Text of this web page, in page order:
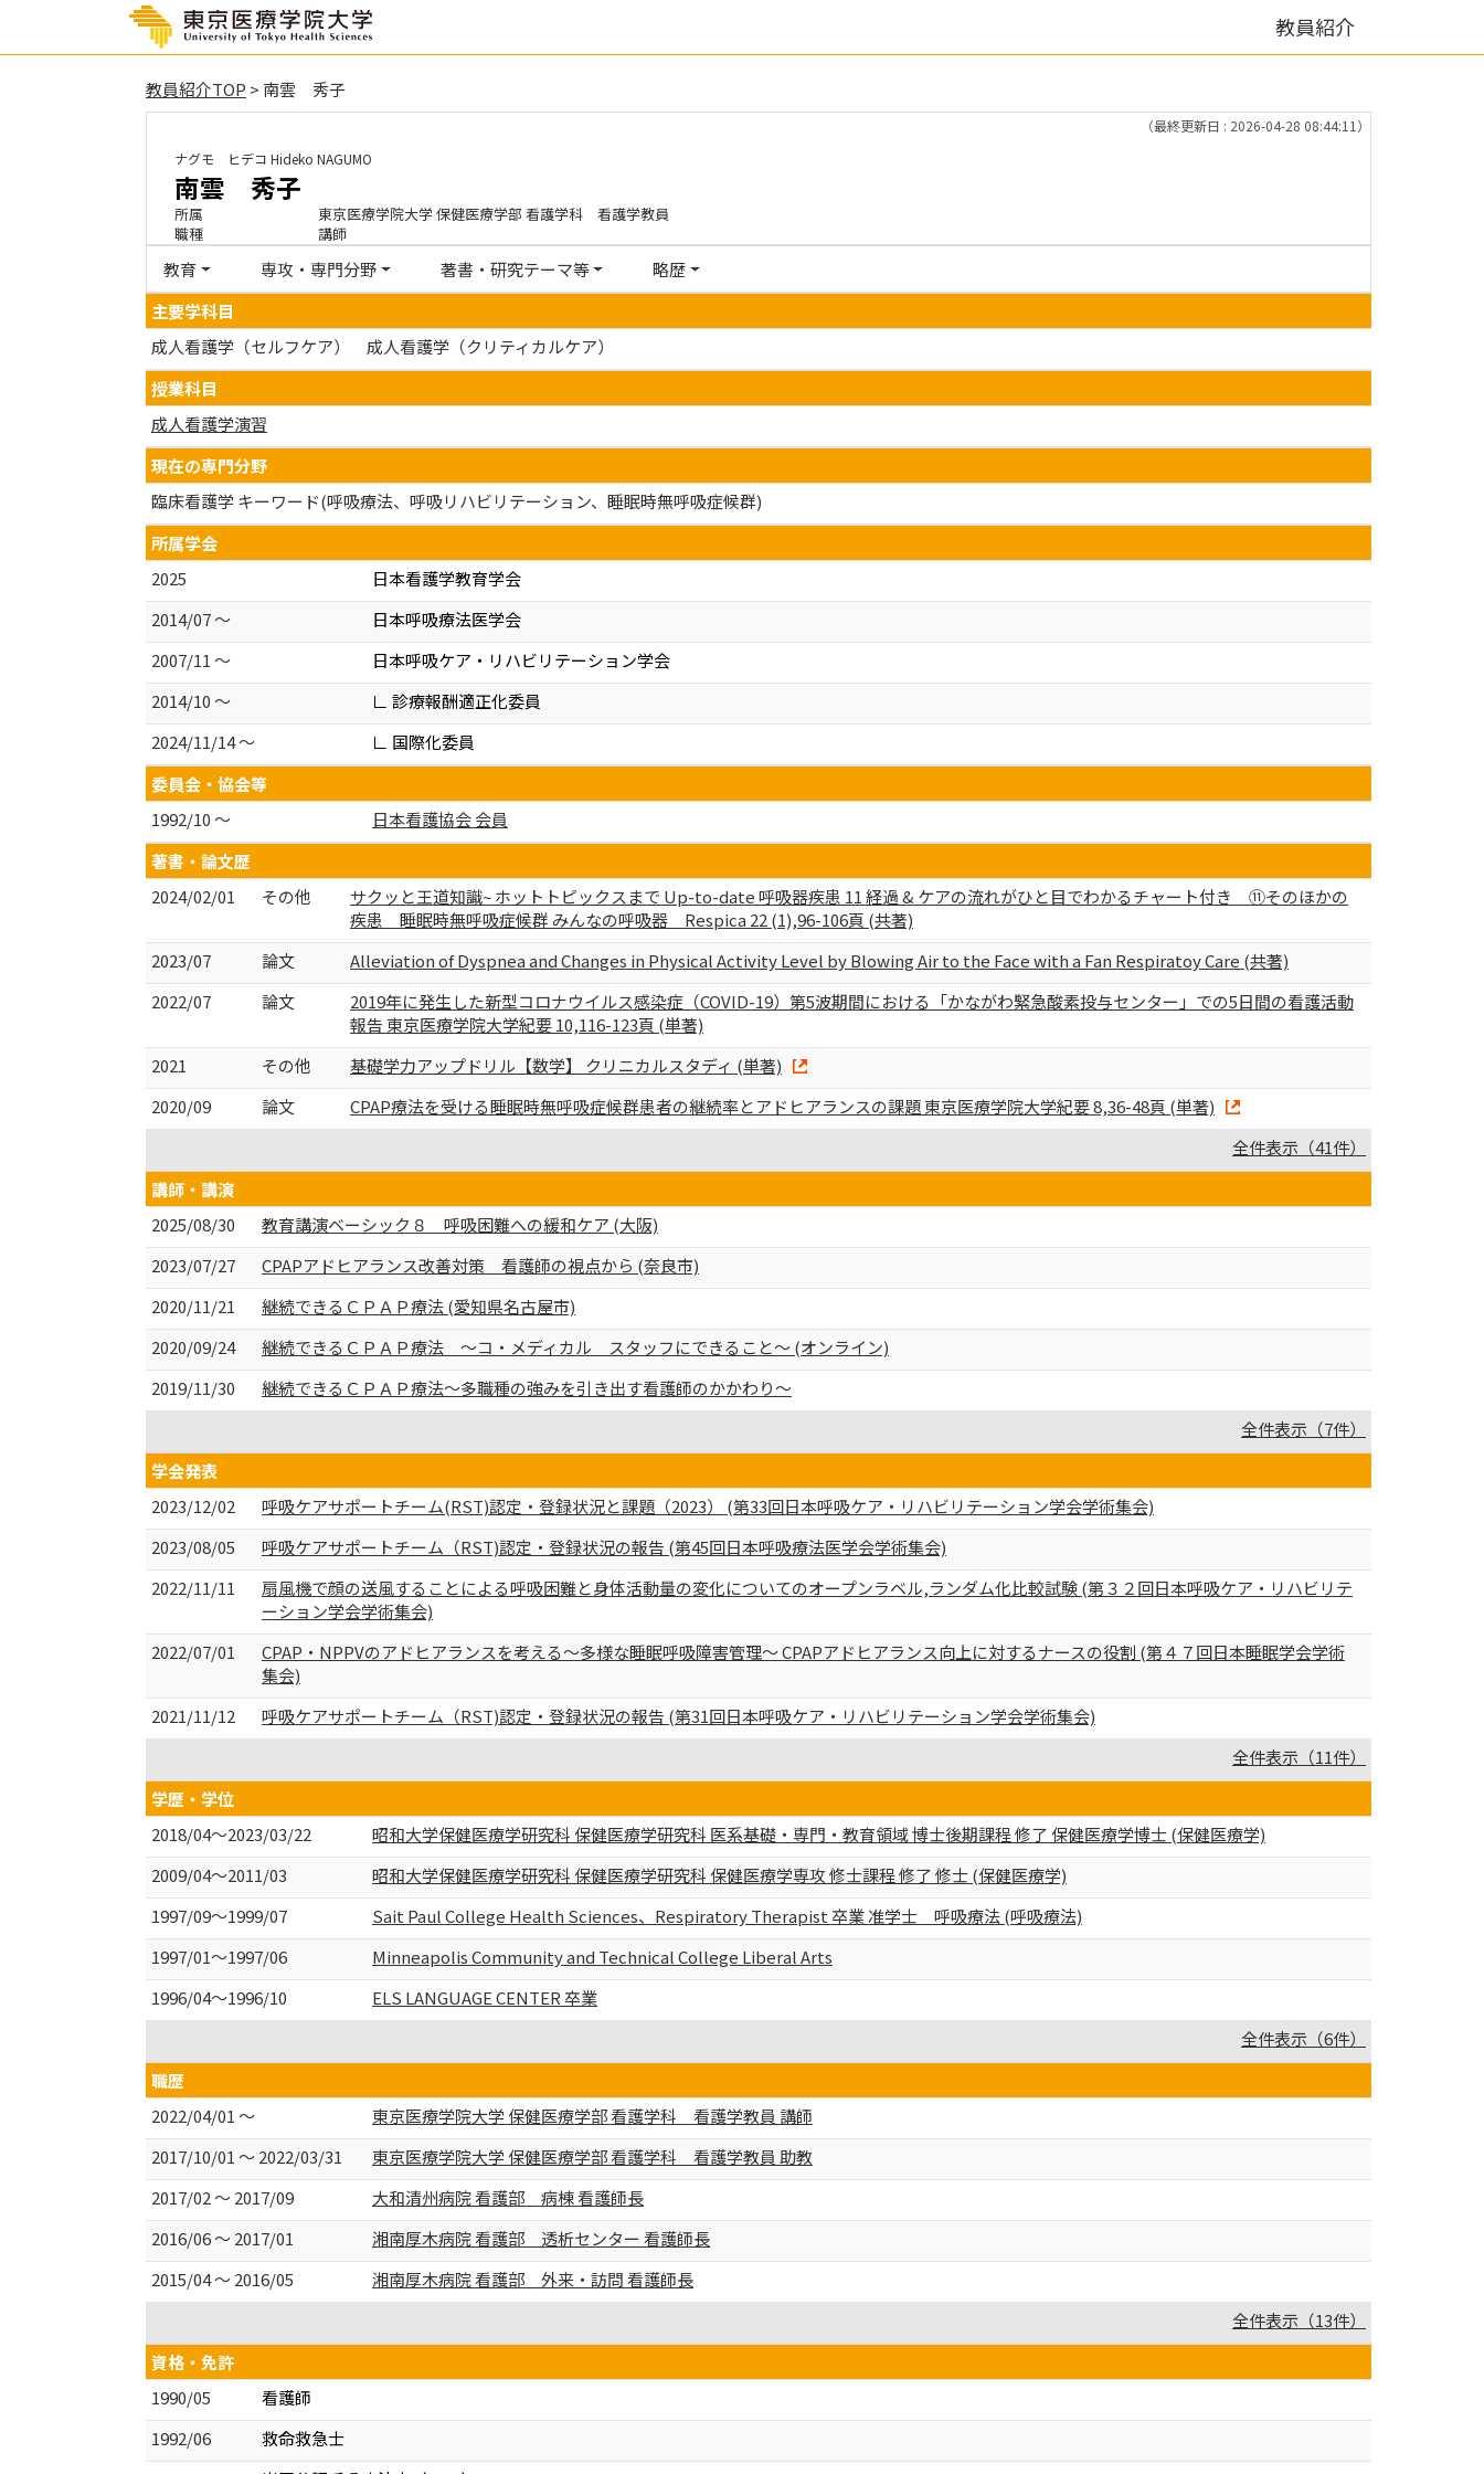
教員紹介
教員紹介TOP > 南雲 秀子
（最終更新日 : 2026-04-28 08:44:11）
ナグモ ヒデコ Hideko NAGUMO
南雲 秀子
所属
東京医療学院大学 保健医療学部 看護学科 看護学教員
職種
講師
教育 専攻・専門分野 著書・研究テーマ等
略歴
主要学科目
成人看護学（セルフケア） 成人看護学（クリティカルケア）
授業科目
成人看護学演習
現在の専門分野
臨床看護学 キーワード(呼吸療法、呼吸リハビリテーション、睡眠時無呼吸症候群)
所属学会
2025
日本看護学教育学会
2014/07 ～
日本呼吸療法医学会
2007/11 ～
日本呼吸ケア・リハビリテーション学会
2014/10 ～
∟ 診療報酬適正化委員
2024/11/14 ～
∟ 国際化委員
委員会・協会等
1992/10 ～
日本看護協会 会員
著書・論文歴
2024/02/01
その他
サクッと王道知識~ ホットトピックスまで Up-to-date 呼吸器疾患 11 経過 & ケアの流れがひと目でわかるチャート付き ⑪そのほかの
疾患 睡眠時無呼吸症候群 みんなの呼吸器 Respica 22 (1),96-106頁 (共著)
2023/07
論文
Alleviation of Dyspnea and Changes in Physical Activity Level by Blowing Air to the Face with a Fan Respiratoy Care (共著)
2022/07
論文
2019年に発生した新型コロナウイルス感染症（COVID-19）第5波期間における「かながわ緊急酸素投与センター」での5日間の看護活動
報告 東京医療学院大学紀要 10,116-123頁 (単著)
2021
その他
基礎学力アップドリル【数学】 クリニカルスタディ (単著)
2020/09
論文
CPAP療法を受ける睡眠時無呼吸症候群患者の継続率とアドヒアランスの課題 東京医療学院大学紀要 8,36-48頁 (単著)
全件表示（41件）
講師・講演
2025/08/30
教育講演ベーシック８ 呼吸困難への緩和ケア (大阪)
2023/07/27
CPAPアドヒアランス改善対策 看護師の視点から (奈良市)
2020/11/21
継続できるＣＰＡＰ療法 (愛知県名古屋市)
2020/09/24
継続できるＣＰＡＰ療法 ～コ・メディカル スタッフにできること～ (オンライン)
2019/11/30
継続できるＣＰＡＰ療法～多職種の強みを引き出す看護師のかかわり～
全件表示（7件）
学会発表
2023/12/02
呼吸ケアサポートチーム(RST)認定・登録状況と課題（2023） (第33回日本呼吸ケア・リハビリテーション学会学術集会)
2023/08/05
呼吸ケアサポートチーム（RST)認定・登録状況の報告 (第45回日本呼吸療法医学会学術集会)
2022/11/11
扇風機で顔の送風することによる呼吸困難と身体活動量の変化についてのオープンラベル,ランダム化比較試験 (第３２回日本呼吸ケア・リハビリテ
ーション学会学術集会)
2022/07/01
CPAP・NPPVのアドヒアランスを考える〜多様な睡眠呼吸障害管理〜 CPAPアドヒアランス向上に対するナースの役割 (第４７回日本睡眠学会学術
集会)
2021/11/12
呼吸ケアサポートチーム（RST)認定・登録状況の報告 (第31回日本呼吸ケア・リハビリテーション学会学術集会)
全件表示（11件）
学歴・学位
2018/04～2023/03/22
昭和大学保健医療学研究科 保健医療学研究科 医系基礎・専門・教育領域 博士後期課程 修了 保健医療学博士 (保健医療学)
2009/04～2011/03
昭和大学保健医療学研究科 保健医療学研究科 保健医療学専攻 修士課程 修了 修士 (保健医療学)
1997/09～1999/07
Sait Paul College Health Sciences、Respiratory Therapist 卒業 准学士 呼吸療法 (呼吸療法)
1997/01～1997/06
Minneapolis Community and Technical College Liberal Arts
1996/04～1996/10
ELS LANGUAGE CENTER 卒業
全件表示（6件）
職歴
2022/04/01 ～
東京医療学院大学 保健医療学部 看護学科 看護学教員 講師
2017/10/01 ～ 2022/03/31
東京医療学院大学 保健医療学部 看護学科 看護学教員 助教
2017/02 ～ 2017/09
大和清州病院 看護部 病棟 看護師長
2016/06 ～ 2017/01
湘南厚木病院 看護部 透析センター 看護師長
2015/04 ～ 2016/05
湘南厚木病院 看護部 外来・訪問 看護師長
全件表示（13件）
資格・免許
1990/05
看護師
1992/06
救命救急士